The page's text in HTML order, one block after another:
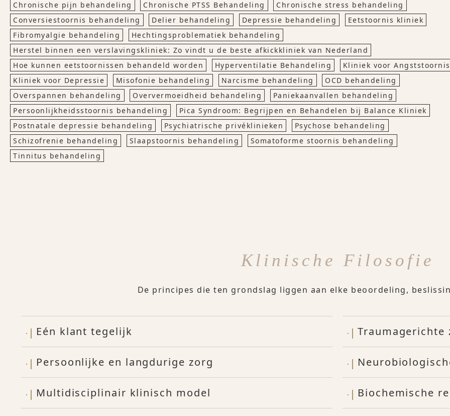
Chronische pijn behandeling
Chronische PTSS Behandeling
Chronische stress behandeling
Conversiestoornis behandeling
Delier behandeling Depressie behandeling
Eetstoornis kliniek
Fibromyalgie behandeling
Hechtingsproblematiek behandeling
Herstel binnen een verslavingskliniek: Zo vindt u de beste afkickkliniek van Nederland
Hoe kunnen eetstoornissen behandeld worden
Hyperventilatie Behandeling
Kliniek voor Angststoornis
Kliniek voor Depressie
Misofonie behandeling Narcisme behandeling
OCD behandeling
Overspannen behandeling
Oververmoeidheid behandeling
Paniekaanvallen behandeling
Persoonlijkheidsstoornis behandeling
Pica Syndroom: Begrijpen en Behandelen bij Balance Kliniek
Postnatale depressie behandeling
Psychiatrische privéklinieken
Psychose behandeling
Schizofrenie behandeling
Slaapstoornis behandeling
Somatoforme stoornis behandeling
Tinnitus behandeling
Klinische Filosofie
De principes die ten grondslag liggen aan elke beoordeling,
Eén klant tegelijk
Persoonlijke en langdurige zorg
Multidisciplinair klinisch model
Traumagerichte
Biochemische